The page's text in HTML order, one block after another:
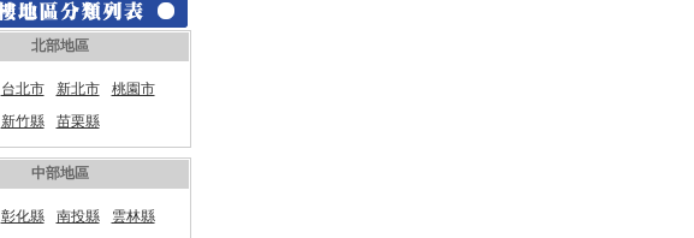
北部地區
台北市 新北市
桃園市
新竹縣 苗栗縣
中部地區
彰化縣 南投縣 雲林縣